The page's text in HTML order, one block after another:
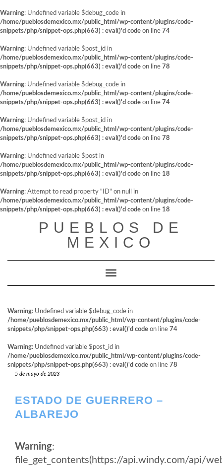
Warning: Undefined variable $debug_code in
/home/pueblosdemexico.mx/public_html/wp-content/plugins/code-
snippets/php/snippet-ops.php(663) : eval()'d code on line 74
Warning: Undefined variable $post_id in
/home/pueblosdemexico.mx/public_html/wp-content/plugins/code-
snippets/php/snippet-ops.php(663) : eval()'d code on line 78
Warning: Undefined variable $debug_code in
/home/pueblosdemexico.mx/public_html/wp-content/plugins/code-
snippets/php/snippet-ops.php(663) : eval()'d code on line 74
Warning: Undefined variable $post_id in
/home/pueblosdemexico.mx/public_html/wp-content/plugins/code-
snippets/php/snippet-ops.php(663) : eval()'d code on line 78
Warning: Undefined variable $post in
/home/pueblosdemexico.mx/public_html/wp-content/plugins/code-
snippets/php/snippet-ops.php(663) : eval()'d code on line 18
Warning: Attempt to read property "ID" on null in
/home/pueblosdemexico.mx/public_html/wp-content/plugins/code-
snippets/php/snippet-ops.php(663) : eval()'d code on line 18
PUEBLOS DE
MEXICO
Cambiar modo de navegación
Warning: Undefined variable $debug_code in
/home/pueblosdemexico.mx/public_html/wp-content/plugins/code-
snippets/php/snippet-ops.php(663) : eval()'d code on line 74
Warning: Undefined variable $post_id in
/home/pueblosdemexico.mx/public_html/wp-content/plugins/code-
snippets/php/snippet-ops.php(663) : eval()'d code on line 78
5 de mayo de 2023
ESTADO DE GUERRERO –
ALBAREJO
Warning:
file_get_contents(https://api.windy.com/api/